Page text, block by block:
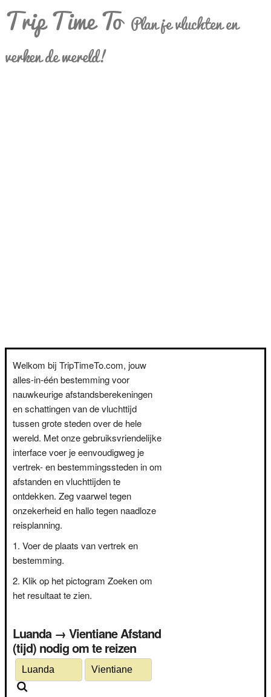
Trip Time To Plan je vluchten en
verken de wereld!
Welkom bij TripTimeTo.com, jouw
alles-in-één bestemming voor
nauwkeurige afstandsberekeningen
en schattingen van de vluchttijd
tussen grote steden over de hele
wereld. Met onze gebruiksvriendelijke
interface voer je eenvoudigweg je
vertrek- en bestemmingssteden in om
afstanden en vluchttijden te
ontdekken. Zeg vaarwel tegen
onzekerheid en hallo tegen naadloze
reisplanning.
Voer de plaats van vertrek en
bestemming.
Klik op het pictogram Zoeken om
het resultaat te zien.
Luanda → Vientiane Afstand
(tijd) nodig om te reizen